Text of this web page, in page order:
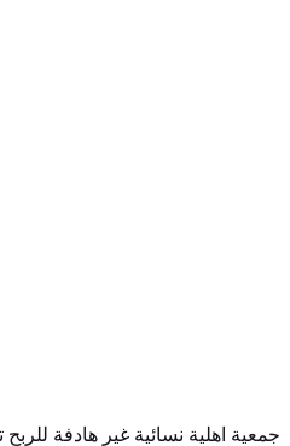
جمعية اهلية نسائية غير هادفة